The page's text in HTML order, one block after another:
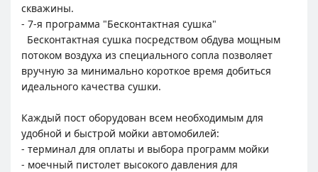
скважины.
- 7-я программа "Бесконтактная сушка"
Бесконтактная сушка посредством обдува мощным
потоком воздуха из специального сопла позволяет
вручную за минимально короткое время добиться
идеального качества сушки.
Каждый пост оборудован всем необходимым для
удобной и быстрой мойки автомобилей:
- терминал для оплаты и выбора программ мойки
- моечный пистолет высокого давления для